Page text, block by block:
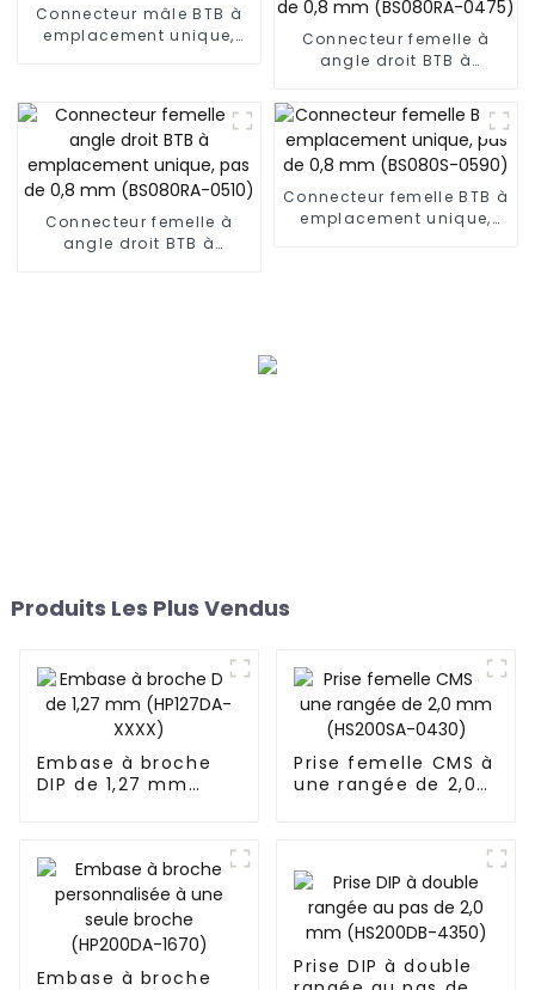
Connecteur mâle BTB à
emplacement unique,
Connecteur femelle à
angle droit BTB à
pas de 0,8 mm
(BS080RA-0475)
Connecteur femelle à
angle droit BTB à
Connecteur femelle BTB à
emplacement unique,
Produits Les Plus Vendus
Embase à broche
DIP de 1,27 mm
Prise femelle CMS à
une rangée de 2,0
Embase à broche
Prise DIP à double